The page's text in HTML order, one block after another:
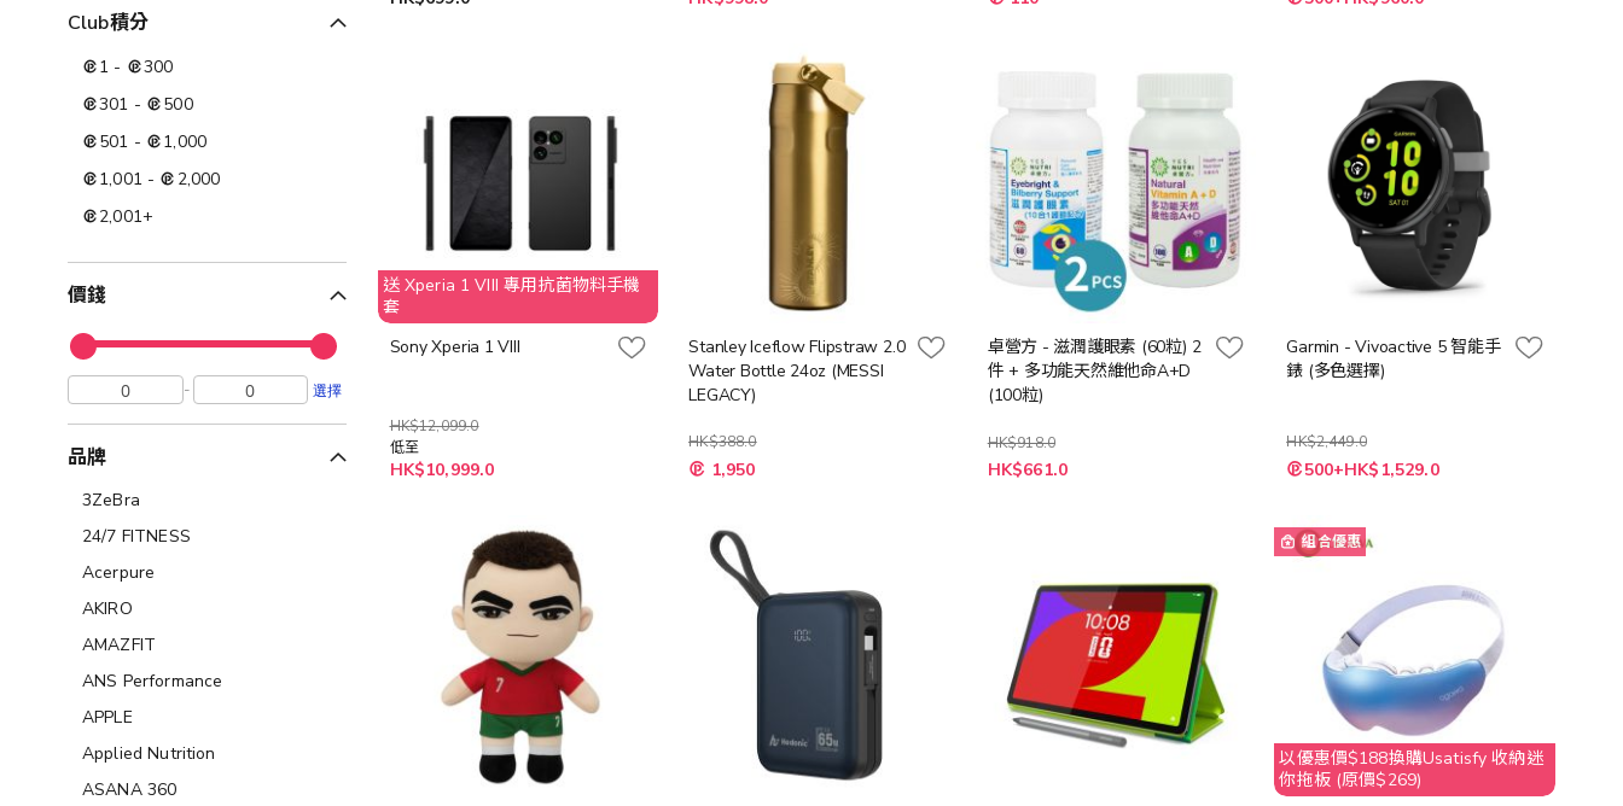
殊
殊
送 Xperia 1 VIII 專用抗菌物料手機
套
Sony Xperia 1 VIII
HK$12,099.0
低至
HK$10,999.0
Stanley Iceflow Flipstraw 2.0
Water Bottle 24oz (MESSI
LEGACY)
HK$388.0
特
殊 1,950
卓營方 - 滋潤護眼素 (60粒) 2
件 + 多功能天然維他命A+D
(100粒)
HK$918.0
特
殊
HK$661.0
Garmin - Vivoactive 5 智能手
錶 (多色選擇)
HK$2,449.0
500+HK$1,529.0
組合優惠
以優惠價$188換購Usatisfy 收納迷
你拖板 (原價$269)
Club積分
1 -
300
301 -
500
501 -
1,000
1,001 -
2,000
2,001+
價錢
- 選擇
品牌
3ZeBra
24/7 FITNESS
Acerpure
AKIRO
AMAZFIT
ANS Performance
APPLE
Applied Nutrition
ASANA 360